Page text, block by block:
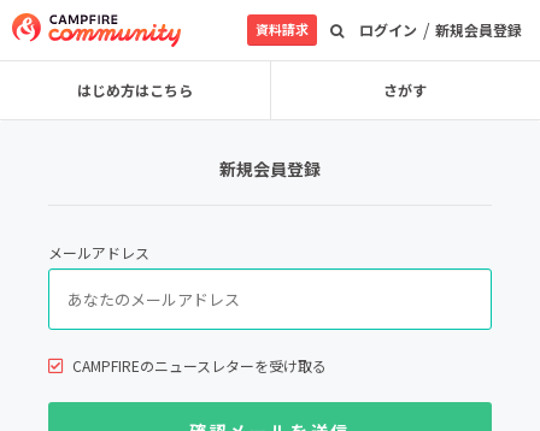
ログイン / 新規会員登録
資料請求
はじめ方はこちら さがす
新規会員登録
メールアドレス
CAMPFIREのニュースレターを受け取る